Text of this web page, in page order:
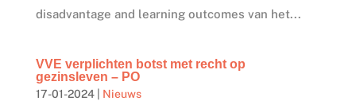
disadvantage and learning outcomes van het...
VVE verplichten botst met recht op
gezinsleven – PO
17-01-2024| Nieuws